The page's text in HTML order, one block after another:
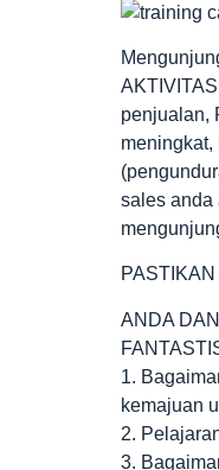
penjualan,
sales anda
ANDA
1.
kemajuan
2.
3.